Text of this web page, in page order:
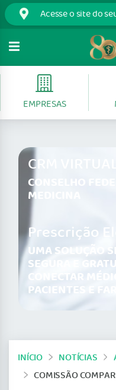
EMPRESAS
CRM VIRTUAL
CONSELHO
MEDICINA
Prescrição
UMA SOLUÇÃO
SEGURA E
CONECTAR
PACIENTES E
INÍCIO NOTÍCIAS
COMISSÃO COMPARA CBHPM AO ROL DA ANS E